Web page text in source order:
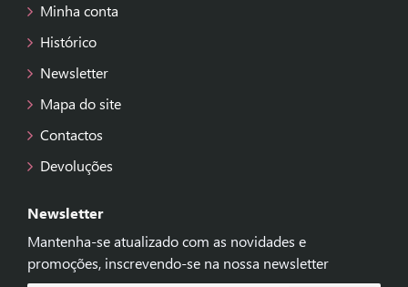
Minha conta
Histórico
Newsletter
Mapa do site
Contactos
Devoluções
Newsletter
Mantenha-se atualizado com as novidades e
promoções, inscrevendo-se na nossa newsletter